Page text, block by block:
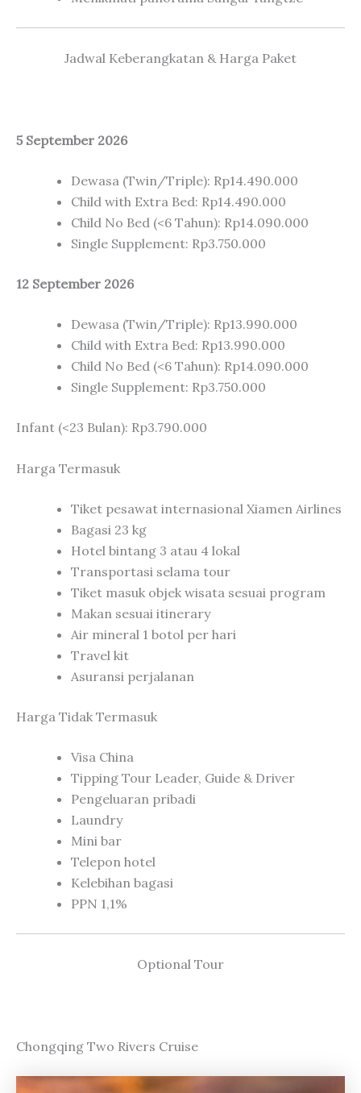
Jadwal Keberangkatan & Harga Paket
5 September 2026
Dewasa (Twin/Triple): Rp14.490.000
Child with Extra Bed: Rp14.490.000
Child No Bed (<6 Tahun): Rp14.090.000
Single Supplement: Rp3.750.000
12 September 2026
Dewasa (Twin/Triple): Rp13.990.000
Child with Extra Bed: Rp13.990.000
Child No Bed (<6 Tahun): Rp14.090.000
Single Supplement: Rp3.750.000
Infant (<23 Bulan): Rp3.790.000
Harga Termasuk
Tiket pesawat internasional Xiamen Airlines
Bagasi 23 kg
Hotel bintang 3 atau 4 lokal
Transportasi selama tour
Tiket masuk objek wisata sesuai program
Makan sesuai itinerary
Air mineral 1 botol per hari
Travel kit
Asuransi perjalanan
Harga Tidak Termasuk
Visa China
Tipping Tour Leader, Guide & Driver
Pengeluaran pribadi
Laundry
Mini bar
Telepon hotel
Kelebihan bagasi
PPN 1,1%
Optional Tour
Chongqing Two Rivers Cruise